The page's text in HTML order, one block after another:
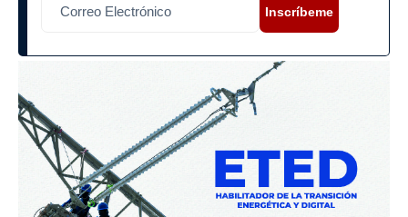
Inscríbeme